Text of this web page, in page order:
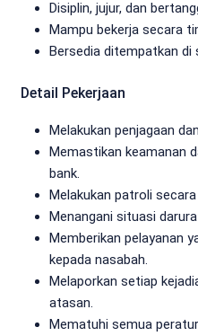
Disiplin, jujur, dan
Mampu bekerja secara
Bersedia ditempatkan di
Detail Pekerjaan
Melakukan penjagaan
Memastikan keamanan
bank.
Melakukan patroli
Menangani situasi
Memberikan pelayanan
kepada nasabah.
Melaporkan setiap
atasan.
Mematuhi semua